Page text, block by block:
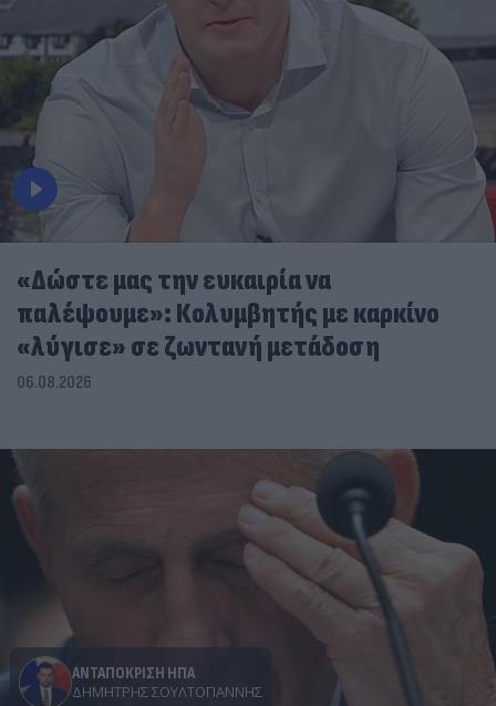
«Δώστε μας την ευκαιρία να
παλέψουμε»: Κολυμβητής με καρκίνο
«λύγισε» σε ζωντανή μετάδοση
06.08.2026
ΑΝΤΑΠΟΚΡΙΣΗ ΗΠΑ
ΔΗΜΉΤΡΗΣ ΣΟΥΛΤΟΓΙΆΝΝΗΣ